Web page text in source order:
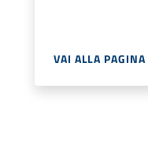
VAI ALLA PAGINA